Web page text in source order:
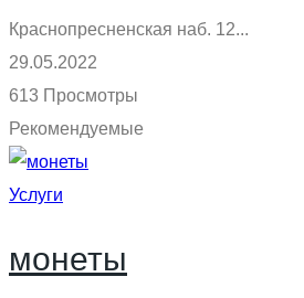
Краснопресненская наб. 12...
29.05.2022
613 Просмотры
Рекомендуемые
Услуги
монеты